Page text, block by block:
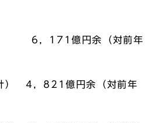
171億円余（対前年
） 4，821億円余（対前年